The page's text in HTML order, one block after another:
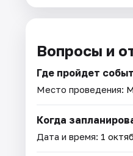
Вопросы и
Где пройдет
Место проведения:
Когда
Дата и время: 1